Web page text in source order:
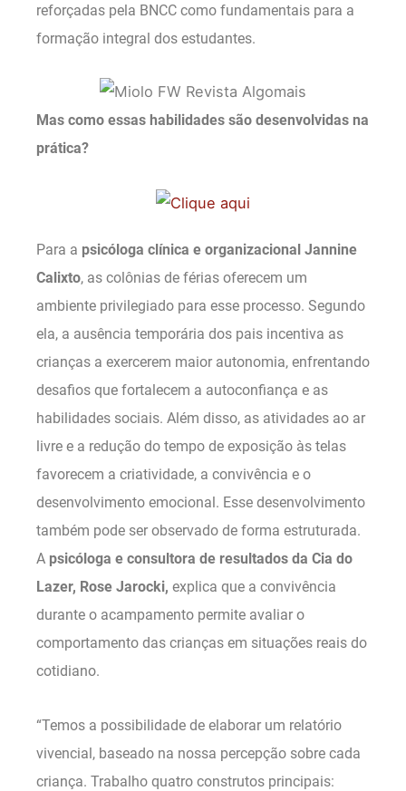
reforçadas pela BNCC como fundamentais para a
formação integral dos estudantes.
Mas como essas habilidades são desenvolvidas na
prática?
Para a psicóloga clínica e organizacional Jannine
Calixto, as colônias de férias oferecem um
ambiente privilegiado para esse processo. Segundo
ela, a ausência temporária dos pais incentiva as
crianças a exercerem maior autonomia, enfrentando
desafios que fortalecem a autoconfiança e as
habilidades sociais. Além disso, as atividades ao ar
livre e a redução do tempo de exposição às telas
favorecem a criatividade, a convivência e o
desenvolvimento emocional. Esse desenvolvimento
também pode ser observado de forma estruturada.
A psicóloga e consultora de resultados da Cia do
Lazer, Rose Jarocki, explica que a convivência
durante o acampamento permite avaliar o
comportamento das crianças em situações reais do
cotidiano.
“Temos a possibilidade de elaborar um relatório
vivencial, baseado na nossa percepção sobre cada
criança. Trabalho quatro construtos principais: